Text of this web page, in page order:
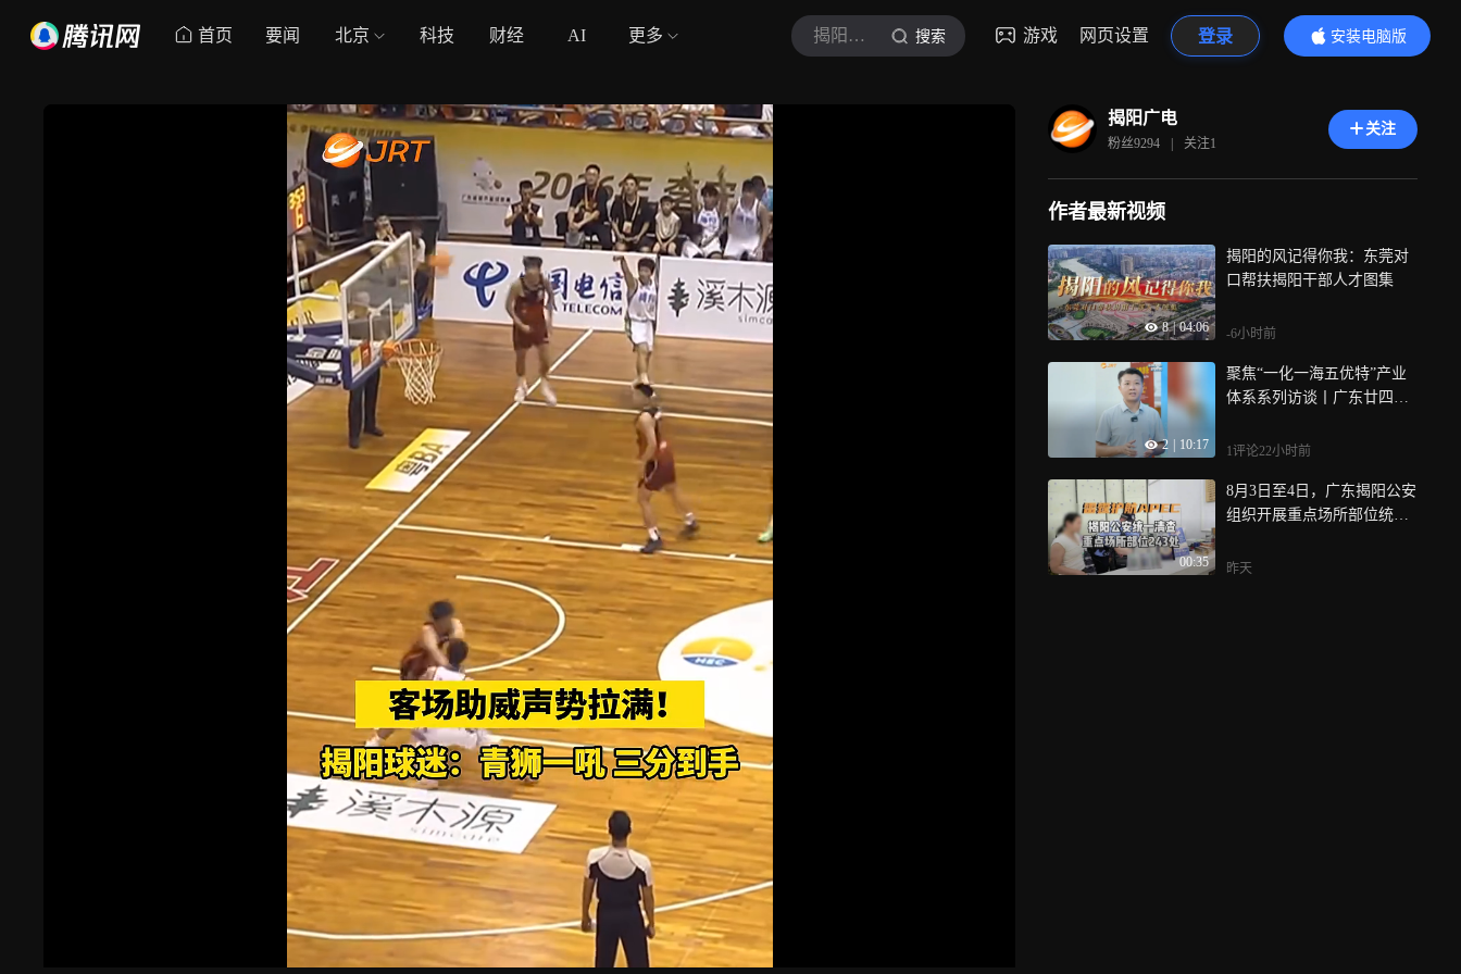
首页 要闻 北京 科技 财经 AI 更多 揭阳广电 搜索 游戏 网页设置 登录
安装电脑版
内容更精彩
揭阳广电
粉丝9294 | 关注1
关注
作者最新视频
8 | 04:06
揭阳的风记得你我：东莞对
口帮扶揭阳干部人才图集
-6小时前
2 10:17
聚焦“一化一海五优特”产业
体系系列访谈丨广东廿四
凉茶跨越四海
1评论22小时前
00:35
8月3日至4日，广东揭阳公安
组织开展重点场所部位统一
近2000人次，清查重点场所
昨天